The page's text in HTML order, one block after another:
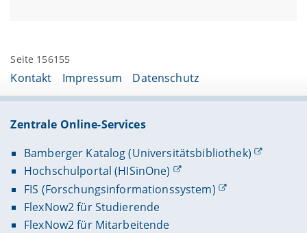
Seite 156155
Kontakt Impressum Datenschutz
Zentrale Online-Services
Bamberger Katalog (Universitätsbibliothek)
Hochschulportal (HISinOne)
FIS (Forschungsinformationssystem)
FlexNow2 für Studierende
FlexNow2 für Mitarbeitende